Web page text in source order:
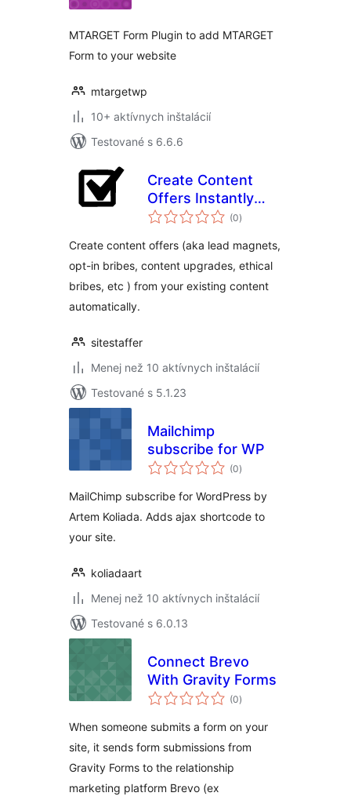
MTARGET Form Plugin to add MTARGET
Form to your website
mtargetwp
10+ aktívnych inštalácií
Testované s 6.6.6
Create Content
Offers Instantly
From Your Blog
(0celkové
hodnotenie
)
Create content offers (aka lead magnets,
opt-in bribes, content upgrades, ethical
bribes, etc ) from your existing content
automatically.
sitestaffer
Menej než 10 aktívnych inštalácií
Testované s 5.1.23
Mailchimp
subscribe for WP
(0celkové
hodnotenie
)
MailChimp subscribe for WordPress by
Artem Koliada. Adds ajax shortcode to
your site.
koliadaart
Menej než 10 aktívnych inštalácií
Testované s 6.0.13
Connect Brevo
With Gravity Forms
(0celkové
hodnotenie
)
When someone submits a form on your
site, it sends form submissions from
Gravity Forms to the relationship
marketing platform Brevo (ex